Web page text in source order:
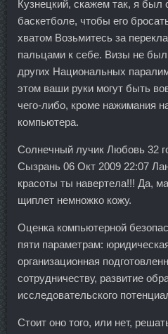
Кузнецкий, скажем так, я был
баскетболе, чтобы его
хватом Возьмитесь за
пальцами к себе. Визы не
других Национальных
этом ваши руки могут быть
чего-либо, кроме нажимания
компьютера.
Солнечный лучик Любовь 32
Сызрань 06 Окт 2009 22:07
красоты ты навертела!!! Да,
щиплет немножко кожу.
Оценка компьютерной
пяти параметрам:
организационная
сотрудничеству, развитие
исследовательского
Стоит оно того, или нет,